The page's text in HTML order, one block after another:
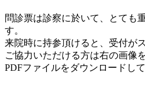
問診票は診察に於いて、とても
す。
来院時に持参頂けると、受付が
ご協力いただける方は右の画像
PDFファイルをダウンロードして